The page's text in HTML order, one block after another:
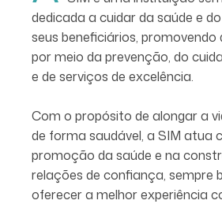
dedicada a cuidar da saúde e
seus beneficiários, promovendo
por meio da prevenção, do
e de serviços de excelência.
Com o propósito de alongar a
de forma saudável, a SIM atua
promoção da saúde e na
relações de confiança, sempre
oferecer a melhor experiência